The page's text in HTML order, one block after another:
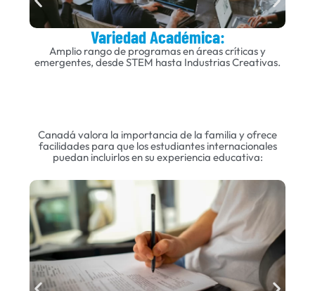
Variedad Académica:
Amplio rango de programas en áreas críticas y
emergentes, desde STEM hasta Industrias Creativas.
Canadá valora la importancia de la familia y ofrece
facilidades para que los estudiantes internacionales
puedan incluirlos en su experiencia educativa: